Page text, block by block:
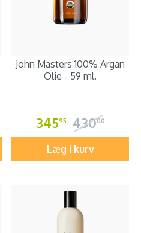
John Masters 100% Argan
Olie - 59 ml.
34595 43000
Læg i kurv